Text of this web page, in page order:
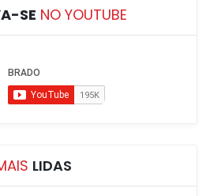
SE NO YOUTUBE
LIDAS